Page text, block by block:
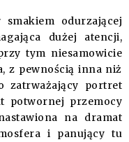
odurzającej
dużej atencji,
tym niesamowicie
z pewnością inna niż
zatrważający portret
potwornej przemocy
na dramat
i panujący tu